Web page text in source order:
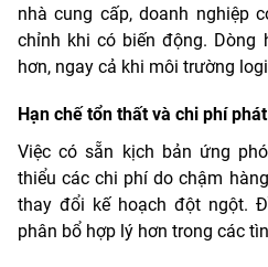
nhà cung cấp, doanh nghiệp
chỉnh khi có biến động.
hơn, ngay cả khi môi trường
Hạn chế tổn thất và chi phí
Việc có sẵn kịch bản ứng
thiểu các chi phí do chậm
thay đổi kế hoạch đột ngột.
phân bổ hợp lý hơn trong các